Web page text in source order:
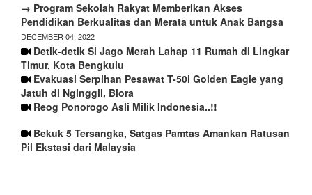
→ Program Sekolah Rakyat Memberikan Akses
Pendidikan Berkualitas dan Merata untuk Anak Bangsa
DECEMBER 04, 2022
Detik-detik Si Jago Merah Lahap 11 Rumah di Lingkar
Timur, Kota Bengkulu
Evakuasi Serpihan Pesawat T-50i Golden Eagle yang
Jatuh di Nginggil, Blora
Reog Ponorogo Asli Milik Indonesia..!!
Bekuk 5 Tersangka, Satgas Pamtas Amankan Ratusan
Pil Ekstasi dari Malaysia